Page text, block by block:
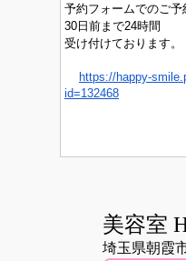
予約フォームでのご予
30日前まで24時間
受け付けております。
https://happy-
id=132468
美容室
埼玉県朝霞